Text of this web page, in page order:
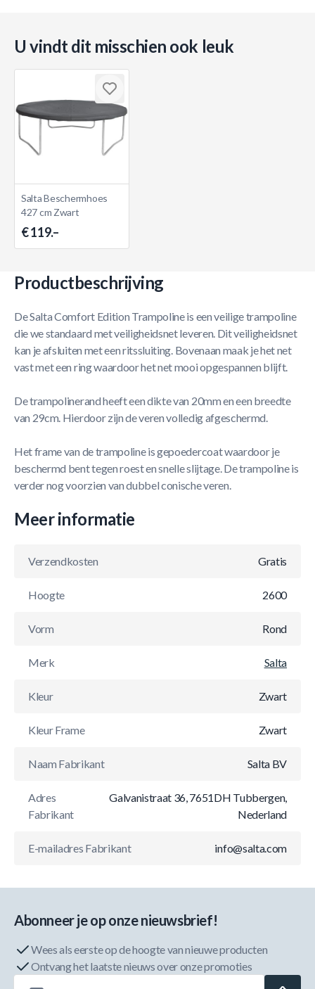
U vindt dit misschien ook leuk
Salta Beschermhoes
427 cm Zwart
€ 119.–
Productbeschrijving
De Salta Comfort Edition Trampoline is een veilige trampoline
die we standaard met veiligheidsnet leveren. Dit veiligheidsnet
kan je afsluiten met een ritssluiting. Bovenaan maak je het net
vast met een ring waardoor het net mooi opgespannen blijft.
De trampolinerand heeft een dikte van 20mm en een breedte
van 29cm. Hierdoor zijn de veren volledig afgeschermd.
Het frame van de trampoline is gepoedercoat waardoor je
beschermd bent tegen roest en snelle slijtage. De trampoline is
verder nog voorzien van dubbel conische veren.
Meer informatie
Verzendkosten Gratis
Hoogte 2600
Vorm Rond
Merk Salta
Kleur Zwart
Kleur Frame Zwart
Naam Fabrikant Salta BV
Adres
Fabrikant
Galvanistraat 36, 7651DH Tubbergen,
Nederland
E-mailadres Fabrikant info@salta.com
Abonneer je op onze nieuwsbrief!
Wees als eerste op de hoogte van nieuwe producten
Ontvang het laatste nieuws over onze promoties